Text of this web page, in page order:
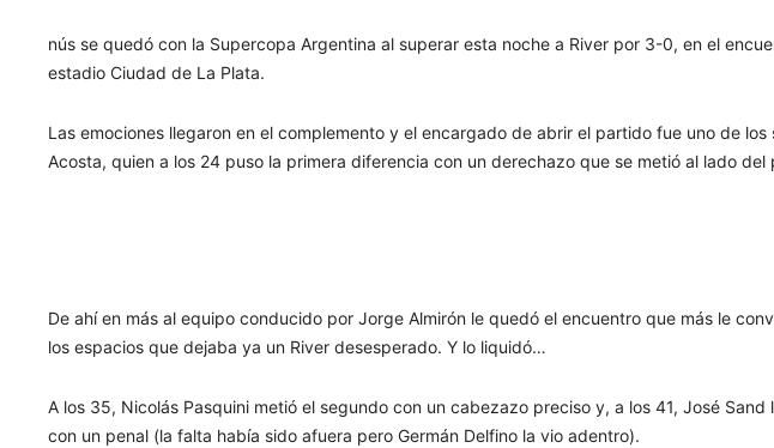
nús se quedó con la Supercopa Argentina al superar esta noche a River por 3-0, en el
estadio Ciudad de La Plata.
Las emociones llegaron en el complemento y el encargado de abrir el partido fue uno de los
Acosta, quien a los 24 puso la primera diferencia con un derechazo que se metió al lado del
De ahí en más al equipo conducido por Jorge Almirón le quedó el encuentro que más le
los espacios que dejaba ya un River desesperado. Y lo liquidó…
A los 35, Nicolás Pasquini metió el segundo con un cabezazo preciso y, a los 41, José
con un penal (la falta había sido afuera pero Germán Delfino la vio adentro).